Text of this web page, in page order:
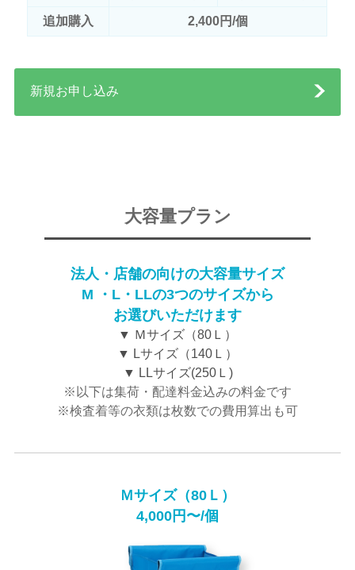
追加購入 2,400円/個
新規お申し込み
大容量プラン
法人・店舗の向けの大容量サイズ
M ・L・LLの3つのサイズから
お選びいただけます
▼ Ｍサイズ（80Ｌ）
▼ Lサイズ（140Ｌ）
▼ LLサイズ(250Ｌ)
※以下は集荷・配達料金込みの料金です
※検査着等の衣類は枚数での費用算出も可
Ｍサイズ（80Ｌ）
4,000円〜/個